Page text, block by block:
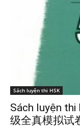
Sách luyện thi HSK
Sách luyện thi
级全真模拟试